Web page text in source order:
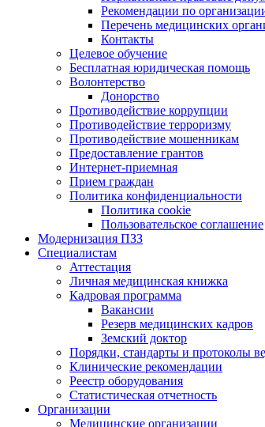
Рекомендации по
Перечень медицинских
Контакты
Целевое обучение
Бесплатная юридическая помощь
Волонтерство
Донорство
Противодействие коррупции
Противодействие терроризму
Противодействие мошенникам
Предоставление грантов
Интернет-приемная
Прием граждан
Политика конфиденциальности
Политика cookie
Пользовательское соглашение
Модернизация ПЗЗ
Специалистам
Аттестация
Личная медицинская книжка
Кадровая программа
Вакансии
Резерв медицинских кадров
Земский доктор
Порядки, стандарты и протоколы
Клинические рекомендации
Реестр оборудования
Статистическая отчетность
Организации
Медицинские организации